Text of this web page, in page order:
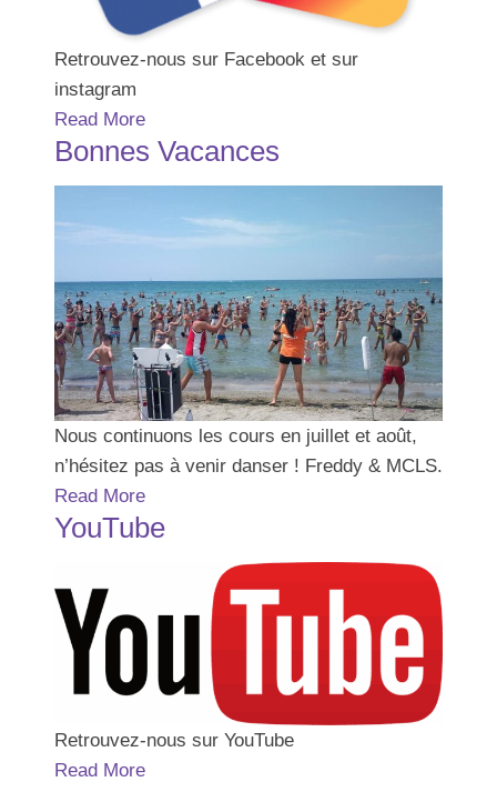
Retrouvez-nous sur Facebook et sur
instagram
Read More
Bonnes Vacances
Nous continuons les cours en juillet et août,
n’hésitez pas à venir danser ! Freddy & MCLS.
Read More
YouTube
Retrouvez-nous sur YouTube
Read More